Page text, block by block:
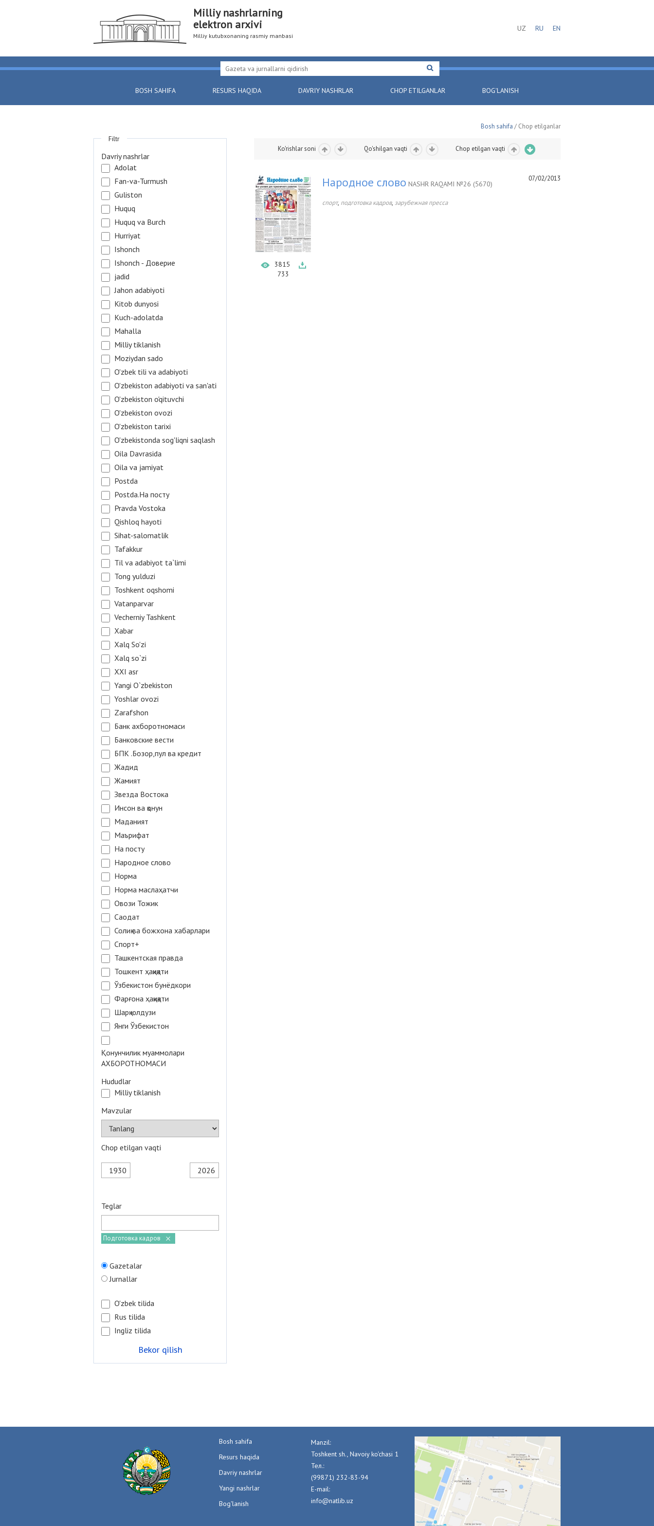
Milliy nashrlarning
elektron arxivi
Milliy kutubxonaning rasmiy manbasi
UZ RU EN
BOSH SAHIFA RESURS HAQIDA DAVRIY NASHRLAR CHOP ETILGANLAR BOG'LANISH
Bosh sahifa / Chop etilganlar
Ko'rishlar soni Qo'shilgan vaqti Chop etilgan vaqti
3815
733
07/02/2013
Народное слово NASHR RAQAMI №26 (5670)
спорт, подготовка кадров, зарубежная пресса
Filtr
Davriy nashrlar
Adolat
Fan-va-Turmush
Guliston
Huquq
Huquq va Burch
Hurriyat
Ishonch
Ishonch - Доверие
jadid
Jahon adabiyoti
Kitob dunyosi
Kuch-adolatda
Mahalla
Milliy tiklanish
Moziydan sado
O'zbek tili va adabiyoti
O'zbekiston adabiyoti va san'ati
O'zbekiston o'qituvchi
O'zbekiston ovozi
O'zbekiston tarixi
O'zbekistonda sog'liqni saqlash
Oila Davrasida
Oila va jamiyat
Postda
Postda.На посту
Pravda Vostoka
Qishloq hayoti
Sihat-salomatlik
Tafakkur
Til va adabiyot ta`limi
Tong yulduzi
Toshkent oqshomi
Vatanparvar
Vecherniy Tashkent
Xabar
Xalq So'zi
Xalq so`zi
XXI asr
Yangi O`zbekiston
Yoshlar ovozi
Zarafshon
Банк ахборотномаси
Банковские вести
БПК .Бозор,пул ва кредит
Жадид
Жамият
Звезда Востока
Инсон ва қонун
Маданият
Маърифат
На посту
Народное слово
Норма
Норма маслаҳатчи
Овози Тожик
Саодат
Солиқ ва божхона хабарлари
Спорт+
Ташкентская правда
Тошкент ҳақиқати
Ўзбекистон бунёдкори
Фарғона ҳақиқати
Шарқ юлдузи
Янги Ўзбекистон
Қонунчилик муаммолари
АХБОРОТНОМАСИ
Hududlar
Milliy tiklanish
Mavzular
Chop etilgan vaqti
Teglar
Подготовка кадров
Gazetalar
Jurnallar
O'zbek tilida
Rus tilida
Ingliz tilida
Bekor qilish
Bosh sahifa
Resurs haqida
Davriy nashrlar
Yangi nashrlar
Bog'lanish
Manzil:
Toshkent sh., Navoiy ko'chasi 1
Тел.:
(99871) 232-83-94
E-mail:
info@natlib.uz